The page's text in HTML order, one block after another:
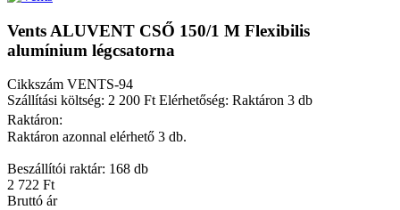
Vents ALUVENT CSŐ 150/1 M Flexibilis
alumínium légcsatorna
Cikkszám VENTS-94
Szállítási költség: 2 200 FtElérhetőség: Raktáron 3 db
Raktáron:
Raktáron azonnal elérhető 3 db.
Beszállítói raktár: 168 db
2 722 Ft
Bruttó ár